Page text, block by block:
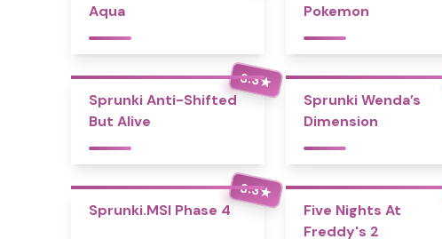
Aqua
Pokemon
3.3★
Sprunki Anti-Shifted
But Alive
Sprunki Wenda’s
Dimension
3.3★
Sprunki.MSI Phase 4
Five Nights At
Freddy's 2